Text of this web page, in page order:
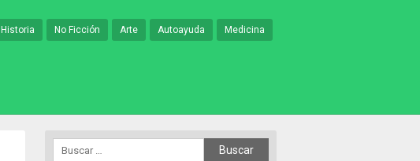
Historia No Ficción Arte Autoayuda Medicina